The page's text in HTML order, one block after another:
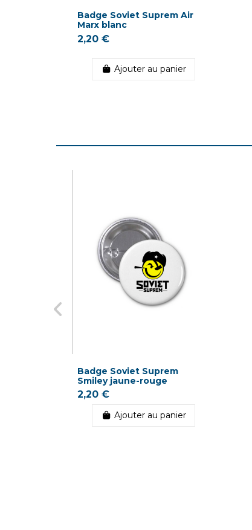
Badge Soviet Suprem Air
Marx blanc
2,20 €
Ajouter au panier
Badge Soviet Suprem
Smiley jaune-rouge
2,20 €
Ajouter au panier